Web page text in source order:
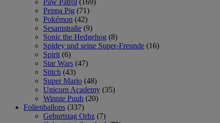
Peppa Pig (71)
Pokémon (42)
Sesamstraße (9)
Sonic the Hedgehog (8)
Spidey und seine Super-Freunde (16)
Spirit (6)
Star Wars (47)
Stitch (43)
Super Mario (48)
Unicorn Academy (35)
Winnie Puuh (20)
Folienballons (337)
Geburtstag Orbz (7)